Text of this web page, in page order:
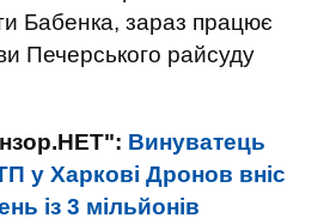
Бабенка, зараз працює
Печерського райсуду
Винуватець
у Харкові Дронов вніс
із 3 мільйонів